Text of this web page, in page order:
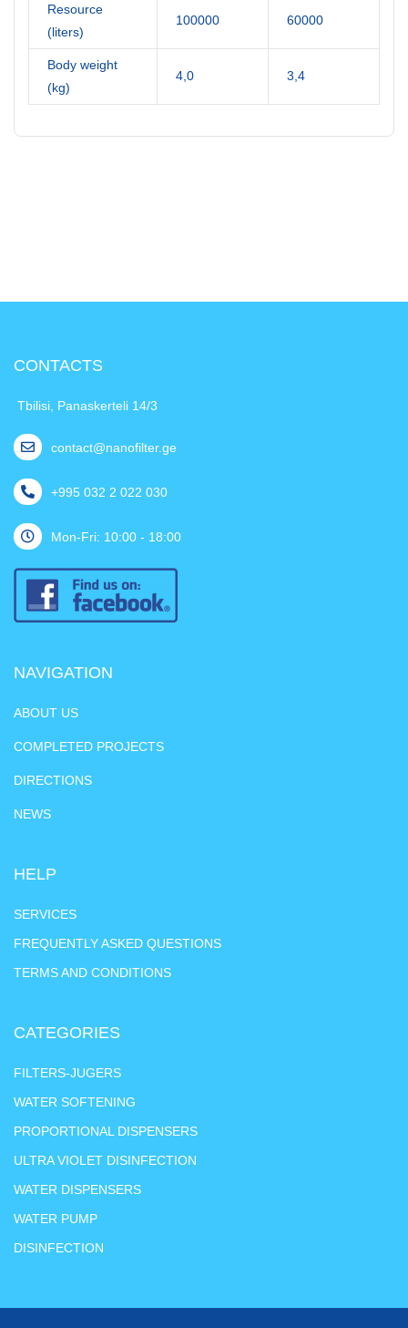
Resource
(liters)
100000 60000
Body weight
(kg)
4,0 3,4
CONTACTS
Tbilisi, Panaskerteli 14/3
contact@nanofilter.ge
+995 032 2 022 030
Mon-Fri: 10:00 - 18:00
NAVIGATION
ABOUT US
COMPLETED PROJECTS
DIRECTIONS
NEWS
HELP
SERVICES
FREQUENTLY ASKED QUESTIONS
TERMS AND CONDITIONS
CATEGORIES
FILTERS-JUGERS
WATER SOFTENING
PROPORTIONAL DISPENSERS
ULTRA VIOLET DISINFECTION
WATER DISPENSERS
WATER PUMP
DISINFECTION